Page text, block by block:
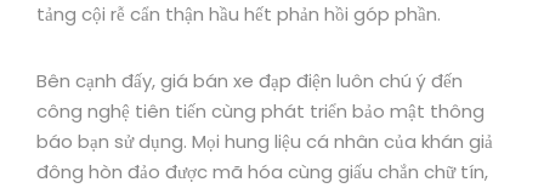
tảng cội rễ cẩn thận hầu hết phản hồi góp phần.
Bên cạnh đấy, giá bán xe đạp điện luôn chú ý đến
công nghệ tiên tiến cùng phát triển bảo mật thông
báo bạn sử dụng. Mọi hung liệu cá nhân của khán giả
đông hòn đảo được mã hóa cùng giấu chắn chữ tín,